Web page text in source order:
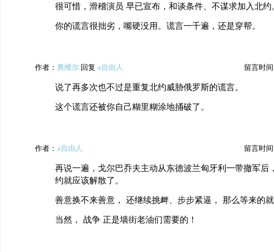
很可惜，滑稽演员 早已宣布，和谈条件、不谋求加入北约
你的谎言很拙劣，嘴硬没用。谎言一千遍，还是穿帮。
作者： 奥维尔 回复 a自由人 留言时间
说了再多次也不过是重复北约威胁俄罗斯的谎言。
这个谎言还被你自己糊里糊涂地捅破了。
作者： a自由人 留言时间
再说一遍，戈尔巴乔夫主动从东德波兰匈牙利一带撤军后
约就应该解散了。
善意换不来善意， 还继续挑衅、步步紧逼， 那么等来的
当然， 战争 正是墙街老油们需要的！